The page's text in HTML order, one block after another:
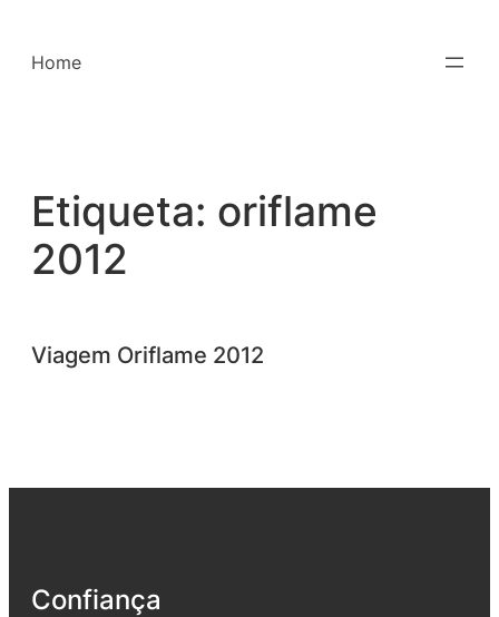
para
Home
Etiqueta: oriflame
2012
Viagem Oriflame 2012
Confiança